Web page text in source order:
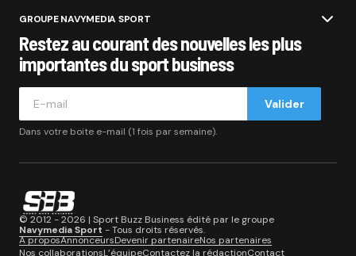
GROUPE NAVYMEDIA SPORT
Restez au courant des nouvelles les plus
importantes du sport business
Valider
Dans votre boite e-mail (1 fois par semaine).
© 2012 - 2026 | Sport Buzz Business édité par le groupe
Navymedia Sport - Tous droits réservés.
A proposAnnonceursDevenir partenaireNos partenaires
Nos collaborationsL’équipeContactez la rédactionContact